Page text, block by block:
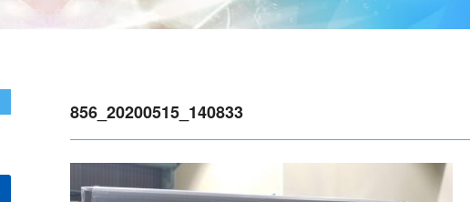
856_20200515_140833